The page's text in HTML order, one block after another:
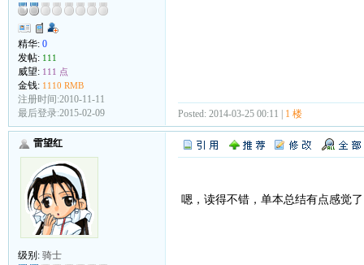
精华: 0
发帖: 111
威望: 111 点
金钱: 1110 RMB
注册时间:2010-11-11
最后登录:2015-02-09
Posted: 2014-03-25 00:11 | 1 楼
雷望红
级别: 骑士
嗯，读得不错，单本总结有点感觉